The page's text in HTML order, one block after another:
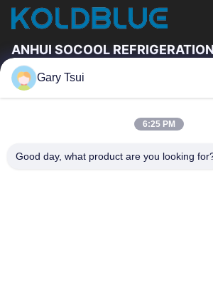
ANHUI SOCOOL
Vínculos Rápidos
Sobre
Viaje De La Fábrica
Control De
Gary Tsui
6:25 PM
Good day, what product are you looking